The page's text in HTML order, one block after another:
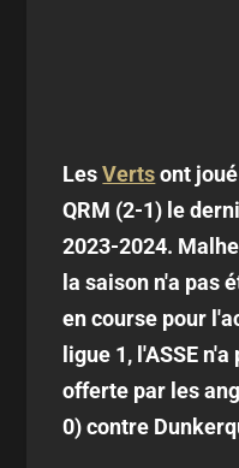
LesVertsont
QRM (2-1) le
2023-2024.
la saison n'a pas
en course pour
ligue 1, l'ASSE
offerte par les
0) contre